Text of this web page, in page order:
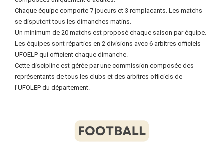
Chaque équipe comporte 7 joueurs et 3 remplacants. Les matchs
se disputent tous les dimanches matins.
Un minimum de 20 matchs est proposé chaque saison par équipe.
Les équipes sont réparties en 2 divisions avec 6 arbitres officiels
UFOELP qui officient chaque dimanche.
Cette discipline est gérée par une commission composée des
représentants de tous les clubs et des arbitres officiels de
l'UFOLEP du département.